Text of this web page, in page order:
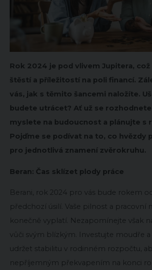
Rok 2024 je pod vlivem Jupitera,
štěstí a příležitostí na poli financí.
vás, jak s těmito šancemi naložíte.
budete utrácet? Ať už se
myslete na budoucnost a plánujte s
Pojďme se podívat na to, co hvězdy
pro jednotlivá znamení zvěrokruhu.
Beran: Čas sklízet plody práce
Berani, rok 2024 pro vás bude rokem
předchozí úsilí. Vaše pilnost a pracovní
konečně vyplatí. Nezapomínejte však
vůči svým blízkým. Investujte moudře a
udržet stabilitu v rodinném rozpočtu,
nepříjemným překvapením na konci